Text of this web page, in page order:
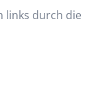
links durch die